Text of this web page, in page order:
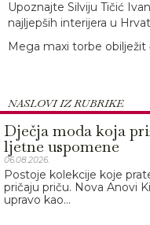
Upoznajte Silviju Tičić
najljepših interijera u
Mega maxi torbe obilježit
NASLOVI IZ RUBRIKE
Dječja moda koja
ljetne uspomene
06.08.2026.
Postoje kolekcije koje
pričaju priču. Nova Anovi
upravo kao...